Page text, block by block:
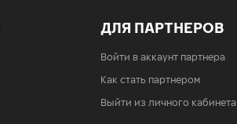
ДЛЯ ПАРТНЕРОВ
Войти в аккаунт партнера
Как стать партнером
Выйти из личного кабинета